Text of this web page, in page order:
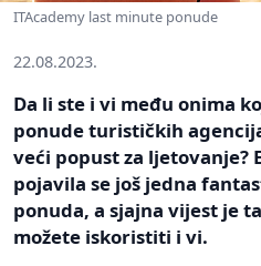
ITAcademy last minute ponude
22.08.2023.
Da li ste i vi među onima
ponude turističkih
veći popust za ljetovanje?
pojavila se još jedna
ponuda, a sjajna vijest je
možete iskoristiti i vi.